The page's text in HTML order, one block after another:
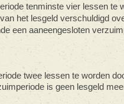
tenminste vier lessen te
het lesgeld verschuldigd
een aaneengesloten
twee lessen te worden
is geen lesgeld